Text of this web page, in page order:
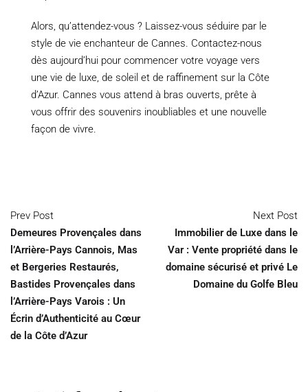
Alors, qu’attendez-vous ? Laissez-vous séduire par le
style de vie enchanteur de Cannes. Contactez-nous
dès aujourd’hui pour commencer votre voyage vers
une vie de luxe, de soleil et de raffinement sur la Côte
d’Azur. Cannes vous attend à bras ouverts, prête à
vous offrir des souvenirs inoubliables et une nouvelle
façon de vivre.
Prev Post
Demeures Provençales dans
l’Arrière-Pays Cannois, Mas
et Bergeries Restaurés,
Bastides Provençales dans
l’Arrière-Pays Varois : Un
Écrin d’Authenticité au Cœur
de la Côte d’Azur
Next Post
Immobilier de Luxe dans le
Var : Vente propriété dans le
domaine sécurisé et privé Le
Domaine du Golfe Bleu